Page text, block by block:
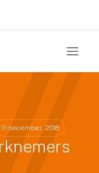
11 december, 2018